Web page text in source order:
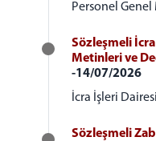
Personel
Sözleşmeli
Metinleri ve
-14/07/2026
İcra İşleri
Sözleşmeli